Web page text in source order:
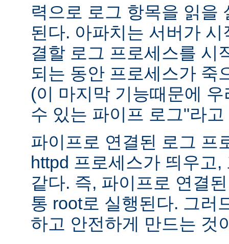
력으로 로그 항목을 읽을
된다. 아파치는 서버가
결할 로그 프로세스를 시
되는 동안 프로세스가 죽
(이 마지막 기능때문에
수 있는 파이프 로그"라
파이프로 연결된 로그 프
httpd 프로세스가 띄우고
같다. 즉, 파이프로 연결
통 root로 실행된다. 그러
하고 안전하게 만드는 것